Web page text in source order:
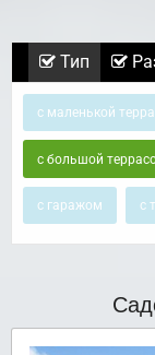
Тип
с маленькой
с большой
с гаражом с